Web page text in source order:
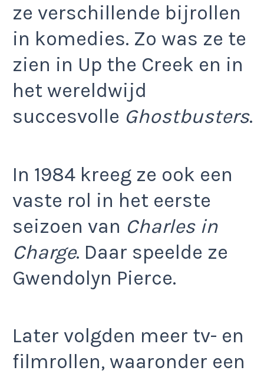
ze verschillende bijrollen
in komedies. Zo was ze te
zien in Up the Creek en in
het wereldwijd
succesvolle Ghostbusters.
In 1984 kreeg ze ook een
vaste rol in het eerste
seizoen van Charles in
Charge. Daar speelde ze
Gwendolyn Pierce.
Later volgden meer tv- en
filmrollen, waaronder een